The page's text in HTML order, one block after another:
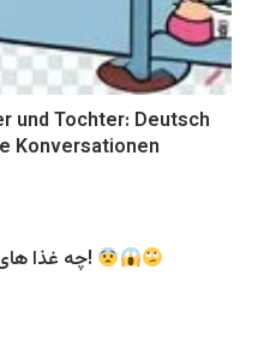
und Tochter: Deutsch
Konversationen
چه غذا های خوبی اونم با چه قیمتی!